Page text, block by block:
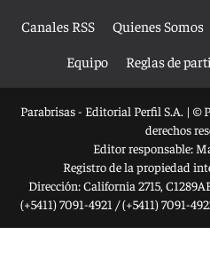
Canales RSS Quienes Somos
Equipo
Reglas de
Parabrisas - Editorial Perfil S.A. | ©
derechos
Editor responsable:
Registro de la propiedad
Dirección:California 2715,
(+5411) 7091-4921 /(+5411) 7091-